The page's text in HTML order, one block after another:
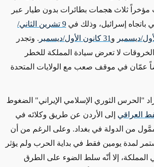
مؤخراً ثلاث هجمات بطائرات بدون طيار عبر
باتجاه إسرائيل، وذلك في
9 تشرين الثاني/
و 31 كانون الأول/ديسمبر
. وتجدر
الخروقات لا تعرض سيادة المملكة للخطر
عمّان في موقف صعب مع الولايات المتحدة
"الحرس الثوري الإسلامي الإيراني" الضغوط
العراقي إلى الأردن عن طريق وكلائه في
من الدولة في بغداد. وعلى الرغم من أن
لمدة يومين فقط في بداية الحرب ولم يؤثر
المملكة، إلا أنّه سلط الضوء على الطرق